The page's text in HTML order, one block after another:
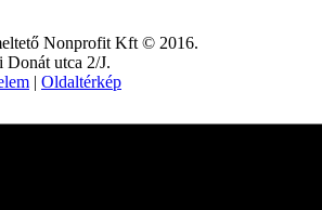
Nonprofit Kft © 2016.
Donát utca 2/J.
| Oldaltérkép